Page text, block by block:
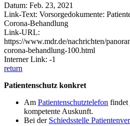
Datum: Feb. 23, 2021
Link-Text: Vorsorgedokumente:
Corona-Behandlung
Link-URL:
https://www.mdr.de/nachrichten/
corona-behandlung-100.html
Interner Link: -1
return
Patientenschutz konkret
Am Patientenschutztelefon findet
kompetente Auskunft.
Bei der Schiedsstelle